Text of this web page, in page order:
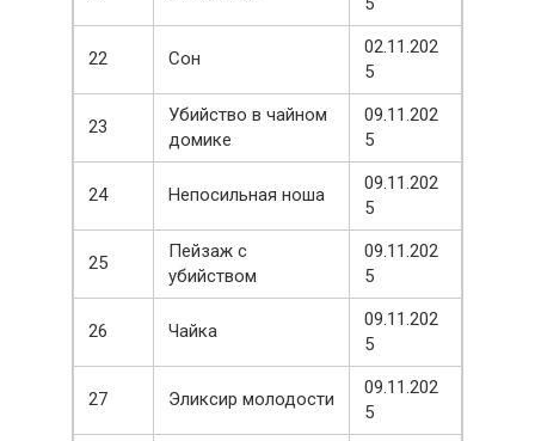
22 Сон
02.11.202
5
23
Убийство в чайном
домике
09.11.202
5
24 Непосильная ноша
09.11.202
5
25
Пейзаж с
убийством
09.11.202
5
26 Чайка
09.11.202
5
27 Эликсир молодости
09.11.202
5